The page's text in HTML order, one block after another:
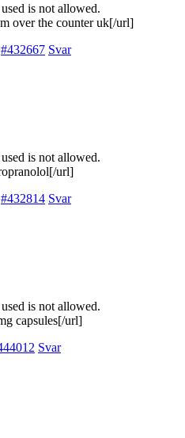
is not allowed.
over the counter uk[/url]
#432667 Svar
is not allowed.
url]
#432814 Svar
is not allowed.
capsules[/url]
Svar